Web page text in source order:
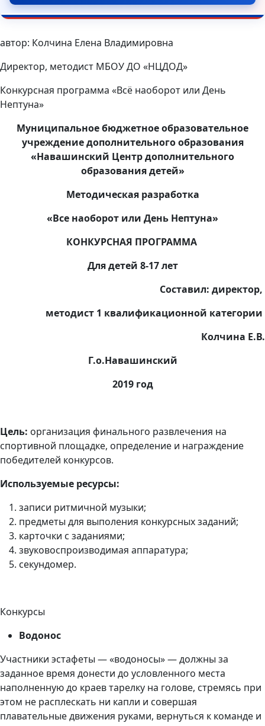
автор: Колчина Елена Владимировна
Директор, методист МБОУ ДО «НЦДОД»
Конкурсная программа «Всё наоборот или День
Нептуна»
Муниципальное бюджетное образовательное
учреждение дополнительного образования
«Навашинский Центр дополнительного
образования детей»
Методическая разработка
«Все наоборот или День Нептуна»
КОНКУРСНАЯ ПРОГРАММА
Для детей 8-17 лет
Составил: директор,
методист 1 квалификационной категории
Колчина Е.В.
Г.о.Навашинский
2019 год
Цель: организация финального развлечения на
спортивной площадке, определение и награждение
победителей конкурсов.
Используемые ресурсы:
записи ритмичной музыки;
предметы для выполения конкурсных заданий;
карточки с заданиями;
звуковоспроизводимая аппаратура;
секундомер.
Конкурсы
Водонос
Участники эстафеты — «водоносы» — должны за
заданное время донести до условленного места
наполненную до краев тарелку на голове, стремясь при
этом не расплескать ни капли и совершая
плавательные движения руками, вернуться к команде и